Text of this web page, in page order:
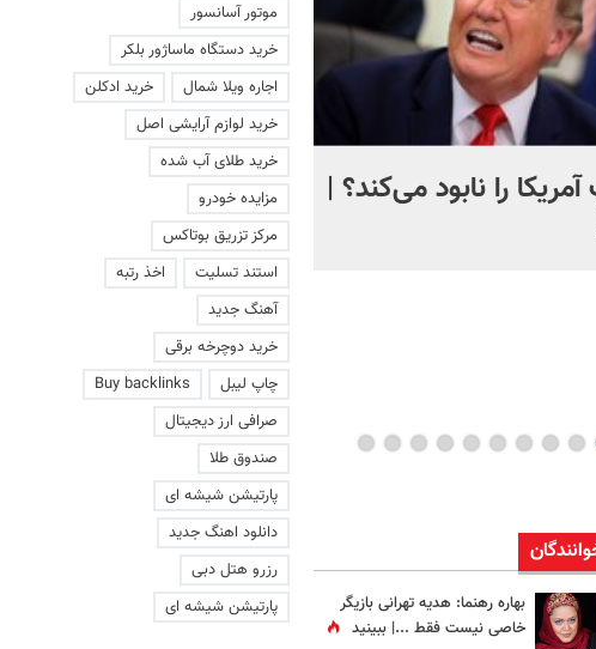
را نابود می‌کند؟ |
تصویری دردناک از دلفینی
یک هفته کنار جسد
ماند | ویدئو
بهاره رهنما: هدیه تهرانی بازیگر
خاصی نیست فقط ...|‌ ببینید
موتور آسانسور
خرید دستگاه ماساژور بلکر
اجاره ویلا شمال
خرید ادکلن
خرید لوازم آرایشی اصل
خرید طلای آب شده
مزایده خودرو
مرکز تزریق بوتاکس
استند تسلیت
اخذ رتبه
آهنگ جدید
خرید دوچرخه برقی
چاپ لیبل
Buy backlinks
صرافی ارز دیجیتال
صندوق طلا
پارتیشن شیشه ای
دانلود اهنگ جدید
رزرو هتل دبی
پارتیشن شیشه ای